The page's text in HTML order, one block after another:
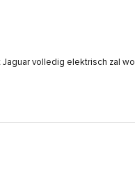
volledig elektrisch zal